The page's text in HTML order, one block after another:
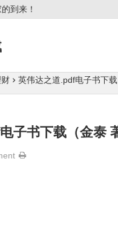
到来！
英伟达之道.pdf电子书下
子书下载（金泰